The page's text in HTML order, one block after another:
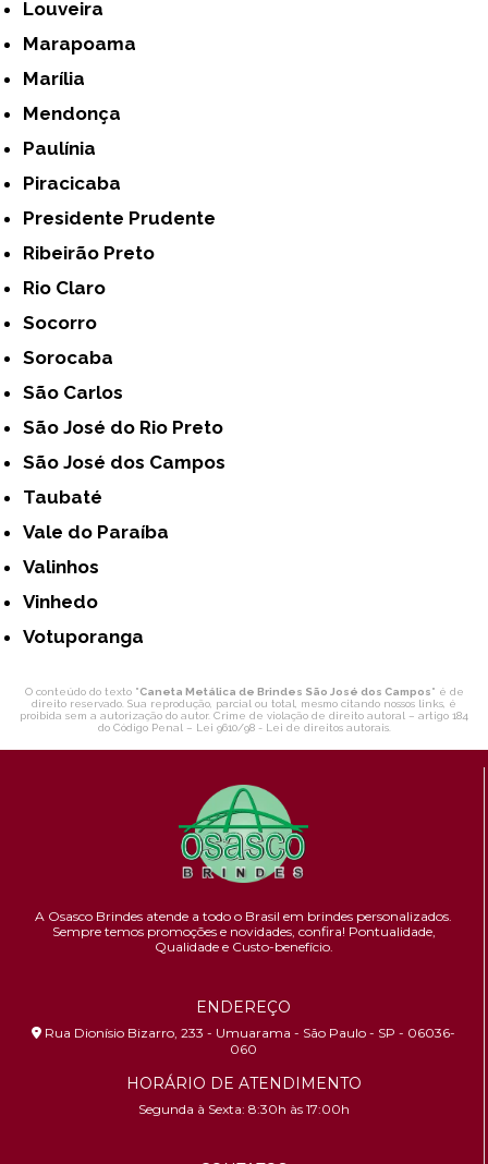
Louveira
Marapoama
Marília
Mendonça
Paulínia
Piracicaba
Presidente Prudente
Ribeirão Preto
Rio Claro
Socorro
Sorocaba
São Carlos
São José do Rio Preto
São José dos Campos
Taubaté
Vale do Paraíba
Valinhos
Vinhedo
Votuporanga
O conteúdo do texto "Caneta Metálica de Brindes São José dos Campos" é de
direito reservado. Sua reprodução, parcial ou total, mesmo citando nossos links, é
proibida sem a autorização do autor. Crime de violação de direito autoral – artigo 184
do Código Penal – Lei 9610/98 - Lei de direitos autorais.
A Osasco Brindes atende a todo o Brasil em brindes personalizados.
Sempre temos promoções e novidades, confira! Pontualidade,
Qualidade e Custo-benefício.
ENDEREÇO
Rua Dionísio Bizarro, 233 - Umuarama - São Paulo - SP - 06036-
060
HORÁRIO DE ATENDIMENTO
Segunda à Sexta: 8:30h às 17:00h